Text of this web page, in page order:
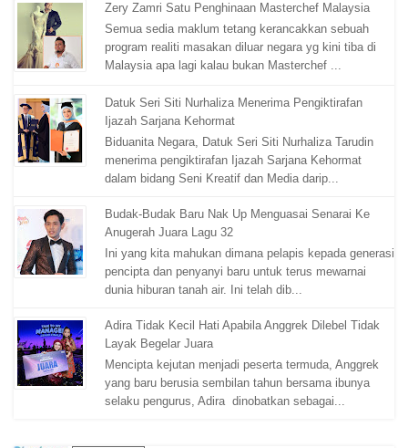
Zery Zamri Satu Penghinaan Masterchef Malaysia
Semua sedia maklum tetang kerancakkan sebuah
program realiti masakan diluar negara yg kini tiba di
Malaysia apa lagi kalau bukan Masterchef ...
Datuk Seri Siti Nurhaliza Menerima Pengiktirafan
Ijazah Sarjana Kehormat
Biduanita Negara, Datuk Seri Siti Nurhaliza Tarudin
menerima pengiktirafan Ijazah Sarjana Kehormat
dalam bidang Seni Kreatif dan Media darip...
Budak-Budak Baru Nak Up Menguasai Senarai Ke
Anugerah Juara Lagu 32
Ini yang kita mahukan dimana pelapis kepada generasi
pencipta dan penyanyi baru untuk terus mewarnai
dunia hiburan tanah air. Ini telah dib...
Adira Tidak Kecil Hati Apabila Anggrek Dilebel Tidak
Layak Begelar Juara
Mencipta kejutan menjadi peserta termuda, Anggrek
yang baru berusia sembilan tahun bersama ibunya
selaku pengurus, Adira dinobatkan sebagai...